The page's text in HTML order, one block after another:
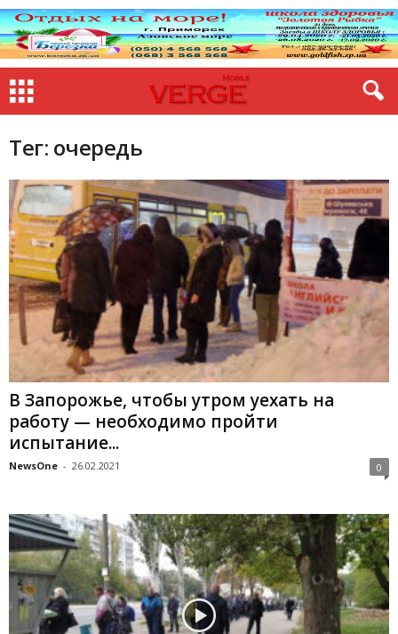
Тег: очередь
В Запорожье, чтобы утром уехать на
работу — необходимо пройти
испытание...
NewsOne - 26.02.2021 0